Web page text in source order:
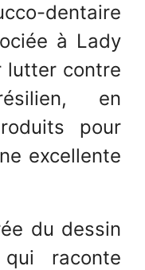
dentaire
à Lady
lutter contre
en
pour
excellente
du dessin
raconte